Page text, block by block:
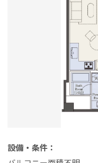
設備・条件：